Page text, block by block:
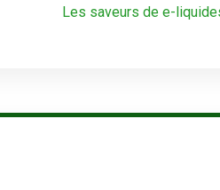
Les saveurs de e-